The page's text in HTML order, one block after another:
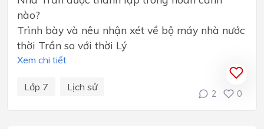
nào?
Trình bày và nêu nhận xét về bộ máy nhà nước
thời Trần so với thời Lý
Xem chi tiết
Lớp 7 Lịch sử
2 0